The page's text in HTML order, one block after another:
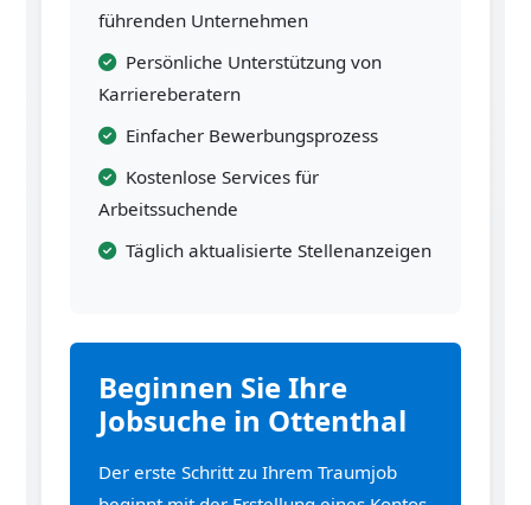
führenden Unternehmen
Persönliche Unterstützung von
Karriereberatern
Einfacher Bewerbungsprozess
Kostenlose Services für
Arbeitssuchende
Täglich aktualisierte Stellenanzeigen
Beginnen Sie Ihre
Jobsuche in Ottenthal
Der erste Schritt zu Ihrem Traumjob